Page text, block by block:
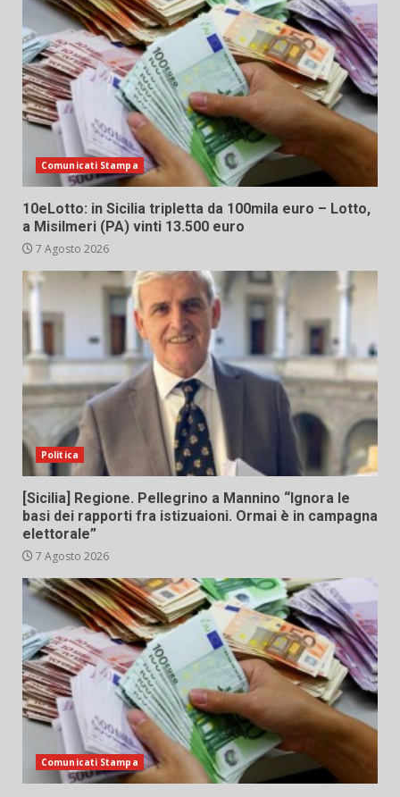
Comunicati Stampa
10eLotto: in Sicilia tripletta da 100mila euro – Lotto,
a Misilmeri (PA) vinti 13.500 euro
7 Agosto 2026
Politica
[Sicilia] Regione. Pellegrino a Mannino “Ignora le
basi dei rapporti fra istizuaioni. Ormai è in campagna
elettorale”
7 Agosto 2026
Comunicati Stampa